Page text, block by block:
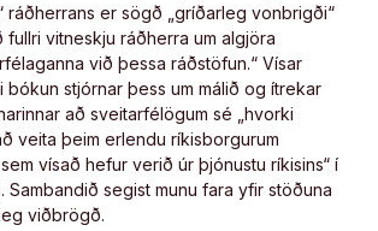
ráðherrans er sögð „gríðarleg vonbrigði“
fullri vitneskju ráðherra um algjöra
við þessa ráðstöfun.“ Vísar
bókun stjórnar þess um málið og ítrekar
að sveitarfélögum sé „hvorki
veita þeim erlendu ríkisborgurum
vísað hefur verið úr þjónustu ríkisins“ í
Sambandið segist munu fara yfir stöðuna
viðbrögð.